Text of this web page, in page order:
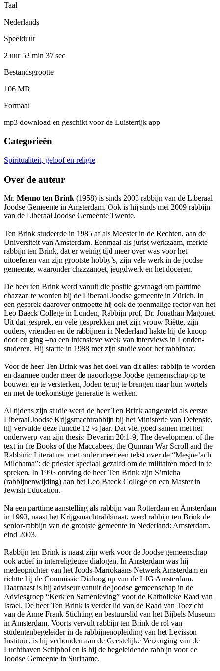
Taal
Nederlands
Speelduur
2 uur 52 min 37 sec
Bestandsgrootte
106 MB
Formaat
mp3 download en geschikt voor de Luisterrijk app
Categorieën
Spiritualiteit, geloof en religie
Over de auteur
Mr. Menno ten Brink (1958) is sinds 2003 rabbijn van de Liberaal
Joodse Gemeente in Amsterdam. Ook is hij sinds mei 2009 rabbijn
van de Liberaal Joodse Gemeente Twente.
Ten Brink studeerde in 1985 af als Meester in de Rechten, aan de
Universiteit van Amsterdam. Eenmaal als jurist werkzaam, merkte
rabbijn ten Brink, dat er weinig tijd meer over was voor het
uitoefenen van zijn grootste hobby’s, zijn vele werk in de joodse
gemeente, waaronder chazzanoet, jeugdwerk en het doceren.
De heer ten Brink werd vanuit die positie gevraagd om parttime
chazzan te worden bij de Liberaal Joodse gemeente in Zürich. In
een gesprek daarover ontmoette hij ook de toenmalige rector van het
Leo Baeck College in Londen, Rabbijn prof. Dr. Jonathan Magonet.
Uit dat gesprek, en vele gesprekken met zijn vrouw Riëtte, zijn
ouders, vrienden en de rabbijnen in Nederland hakte hij de knoop
door en ging –na een intensieve week van interviews in Londen-
studeren. Hij startte in 1988 met zijn studie voor het rabbinaat.
Voor de heer Ten Brink was het doel van dit alles: rabbijn te worden
en daarmee onder meer de naoorlogse Joodse gemeenschap op te
bouwen en te versterken, Joden terug te brengen naar hun wortels
en met de toekomstige generatie te werken.
Al tijdens zijn studie werd de heer Ten Brink aangesteld als eerste
Liberaal Joodse Krijgsmachtrabbijn bij het Ministerie van Defensie,
hij vervulde deze functie 12 ½ jaar. Dat viel goed samen met het
onderwerp van zijn thesis: Devarim 20:1-9, The development of the
text in the Books of the Maccabees, the Qumran War Scroll and the
Rabbinic Literature, met onder meer een tekst over de “Mesjoe’ach
Milchama”: de priester speciaal gezalfd om de militairen moed in te
spreken. In 1993 ontving de heer Ten Brink zijn S’micha
(rabbijnenwijding) aan het Leo Baeck College en een Master in
Jewish Education.
Na een parttime aanstelling als rabbijn van Rotterdam en Amsterdam
in 1993, naast het Krijgsmachtrabbinaat, werd rabbijn ten Brink de
senior-rabbijn van de grootste gemeente in Nederland: Amsterdam,
eind 2003.
Rabbijn ten Brink is naast zijn werk voor de Joodse gemeenschap
ook actief in interreligieuze dialogen. In Amsterdam was hij
medeoprichter van het Joods-Marrokaans Netwerk Amsterdam en
richtte hij de Commissie Dialoog op van de LJG Amsterdam.
Daarnaast is hij adviseur vanuit de joodse gemeenschap in de
Adviesgroep “Kerk en Samenleving” voor de Katholieke Raad van
Israel. De heer Ten Brink is verder lid van de Raad van Toezicht
van de Anne Frank Stichting en bestuurslid van het Bijbels Museum
in Amsterdam. Voorts vervult rabbijn ten Brink de rol van
studentenbegeleider in de rabbijnenopleiding van het Levisson
Instituut, is hij verbonden aan de Geestelijke Verzorging van de
Luchthaven Schiphol en is hij de begeleidende rabbijn voor de
Joodse Gemeente in Suriname.